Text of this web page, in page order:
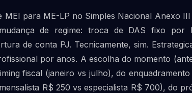
MEI para ME-LP no Simples Nacional Anexo
de regime: troca de DAS fixo por
de conta PJ. Tecnicamente, sim.
por anos. A escolha do momento
fiscal (janeiro vs julho), do
R$ 250 vs especialista R$ 700), do